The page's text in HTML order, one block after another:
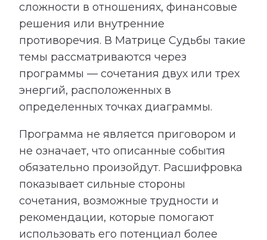
сложности в отношениях, финансовые
решения или внутренние
противоречия. В Матрице Судьбы такие
темы рассматриваются через
программы — сочетания двух или трех
энергий, расположенных в
определенных точках диаграммы.
Программа не является приговором и
не означает, что описанные события
обязательно произойдут. Расшифровка
показывает сильные стороны
сочетания, возможные трудности и
рекомендации, которые помогают
использовать его потенциал более